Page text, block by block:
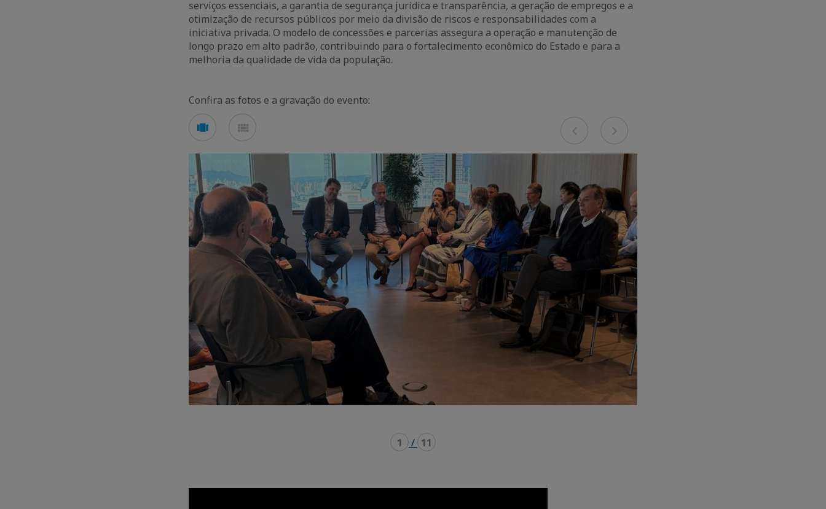
serviços essenciais, a garantia de segurança jurídica e transparência, a geração de empregos e a
otimização de recursos públicos por meio da divisão de riscos e responsabilidades com a
iniciativa privada. O modelo de concessões e parcerias assegura a operação e manutenção de
longo prazo em alto padrão, contribuindo para o fortalecimento econômico do Estado e para a
melhoria da qualidade de vida da população.
Confira as fotos e a gravação do evento:
See
carouselmosaic
Previous
1 / 11